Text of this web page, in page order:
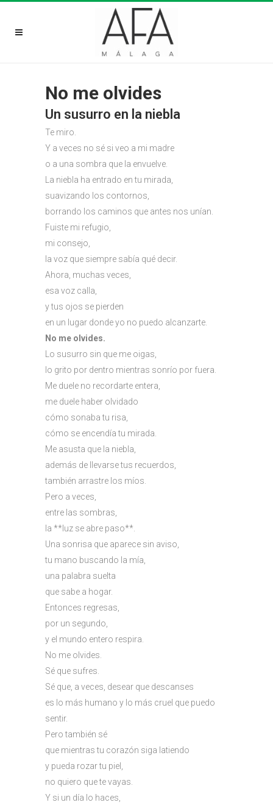
No me olvides
Un susurro en la niebla
Te miro.
Y a veces no sé si veo a mi madre
o a una sombra que la envuelve.
La niebla ha entrado en tu mirada,
suavizando los contornos,
borrando los caminos que antes nos unían.
Fuiste mi refugio,
mi consejo,
la voz que siempre sabía qué decir.
Ahora, muchas veces,
esa voz calla,
y tus ojos se pierden
en un lugar donde yo no puedo alcanzarte.
No me olvides.
Lo susurro sin que me oigas,
lo grito por dentro mientras sonrío por fuera.
Me duele no recordarte entera,
me duele haber olvidado
cómo sonaba tu risa,
cómo se encendía tu mirada.
Me asusta que la niebla,
además de llevarse tus recuerdos,
también arrastre los míos.
Pero a veces,
entre las sombras,
la **luz se abre paso**.
Una sonrisa que aparece sin aviso,
tu mano buscando la mía,
una palabra suelta
que sabe a hogar.
Entonces regresas,
por un segundo,
y el mundo entero respira.
No me olvides.
Sé que sufres.
Sé que, a veces, desear que descanses
es lo más humano y lo más cruel que puedo
sentir.
Pero también sé
que mientras tu corazón siga latiendo
y pueda rozar tu piel,
no quiero que te vayas.
Y si un día lo haces,